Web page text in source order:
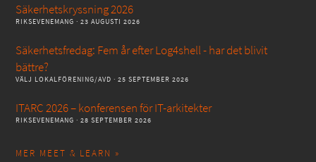
Säkerhetskryssning 2026
RIKSEVENEMANG · 23 AUGUSTI 2026
Säkerhetsfredag: Fem år efter Log4shell - har det blivit
bättre?
VÄLJ LOKALFÖRENING/AVD · 25 SEPTEMBER 2026
ITARC 2026 – konferensen för IT-arkitekter
RIKSEVENEMANG · 28 SEPTEMBER 2026
MER MEET & LEARN »